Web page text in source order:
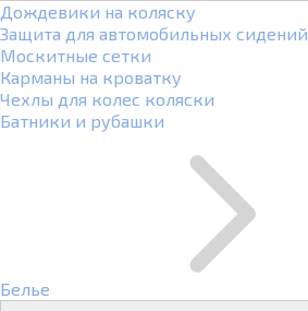
Дождевики на коляску
Защита для автомобильных сидений
Москитные сетки
Карманы на кроватку
Чехлы для колес коляски
Батники и рубашки
Белье